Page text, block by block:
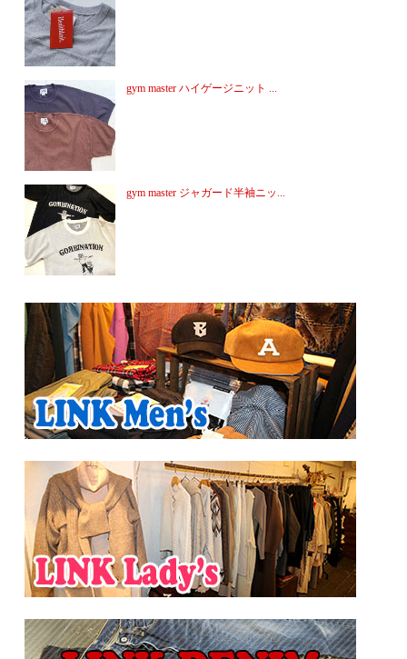
gym master ハイゲージニット ...
gym master ジャガード半袖ニッ...